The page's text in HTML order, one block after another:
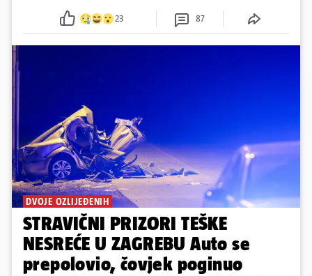
23 87
DVOJE OZLIJEĐENIH
STRAVIČNI PRIZORI TEŠKE
NESREĆE U ZAGREBU Auto se
prepolovio, čovjek poginuo